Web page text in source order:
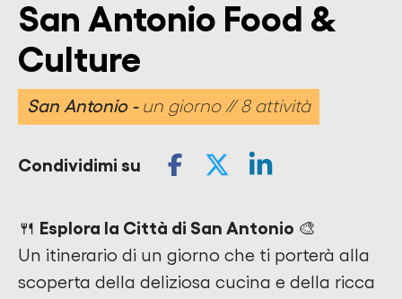
San Antonio Food &
Culture
San Antonio un giorno // 8 attività
Condividimi su
🍴 Esplora la Città di San Antonio 🎨
Un itinerario di un giorno che ti porterà alla
scoperta della deliziosa cucina e della ricca